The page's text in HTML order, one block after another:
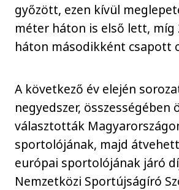
győzött, ezen kívül
méter háton is első lett, míg
háton másodikként csapott
A következő év elején
negyedszer, összességében
választották
sportolójának, majd
európai sportolójának járó
Nemzetközi Sportújságíró